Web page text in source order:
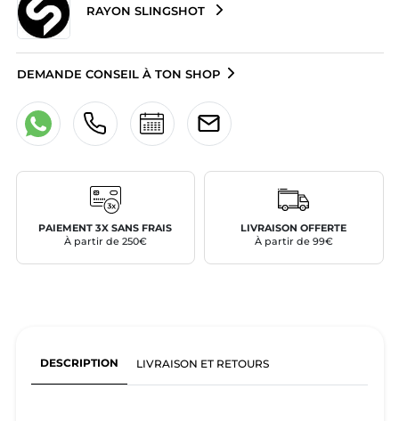
RAYON SLINGSHOT
DEMANDE CONSEIL À TON SHOP
PAIEMENT 3X SANS FRAIS
À partir de 250€
LIVRAISON OFFERTE
À partir de 99€
DESCRIPTION LIVRAISON ET RETOURS